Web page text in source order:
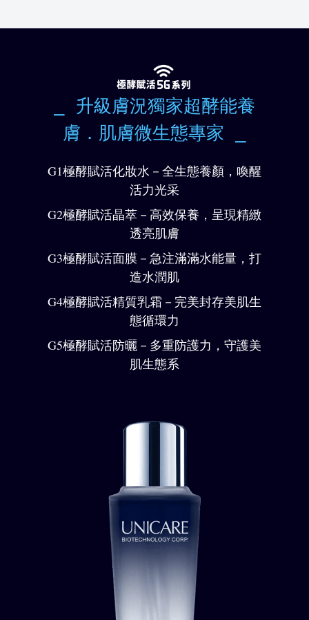
⎯ 升級膚況獨家超酵能養
膚．肌膚微生態專家 ⎯
G1極酵賦活化妝水 －全生態養顏，喚醒
活力光采
G2極酵賦活晶萃 －高效保養，呈現精緻
透亮肌膚
G3極酵賦活面膜 －急注滿滿水能量，打
造水潤肌
G4極酵賦活精質乳霜 －完美封存美肌生
態循環力
G5極酵賦活防曬 －多重防護力，守護美
肌生態系